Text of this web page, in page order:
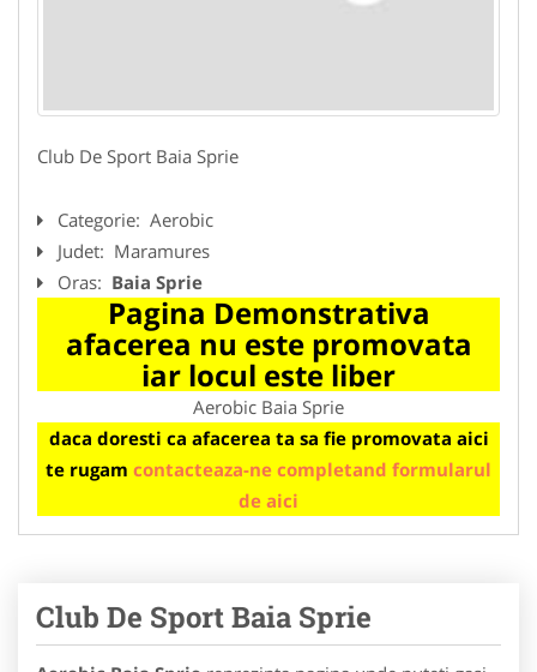
Club De Sport Baia Sprie
Categorie: Aerobic
Judet: Maramures
Oras: Baia Sprie
Pagina Demonstrativa
afacerea nu este promovata
iar locul este liber
Aerobic Baia Sprie
daca doresti ca afacerea ta sa fie promovata aici
te rugam contacteaza-ne completand formularul
de aici
Club De Sport Baia Sprie